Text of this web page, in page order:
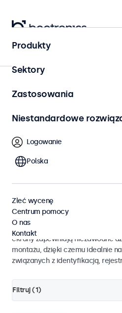
Kontrola dostępu
Ekrany do kontroli
Monitory i ekrany dotykowe
pracy i płynnej integracji z
ekrany zapewniają niezawodne
montażu, dzięki czemu idealnie
związanych z identyfikacją,
Filtruj (1)
Produkty
Sektory
Zastosowania
Niestandardowe
Logowanie
Polska
Zleć wycenę
Centrum pomocy
O nas
Kontakt